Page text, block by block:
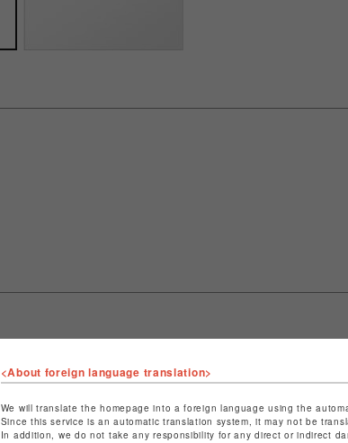
ショップ名
特定商取引法など法令に基づ
<About foreign language translation>
We will translate the homepage into a foreign language using the
Since this service is an automatic translation system, it may not be
In addition, we do not take any responsibility for any direct or indirect